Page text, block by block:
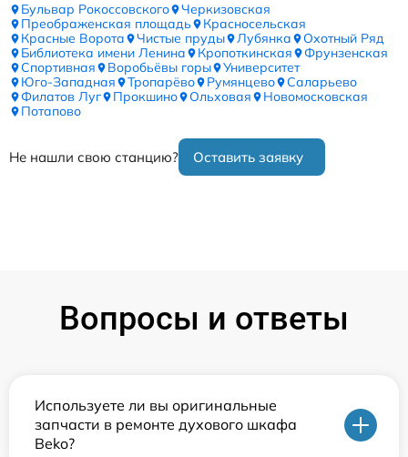
Бульвар Рокоссовского
Черкизовская
Преображенская площадь
Красносельская
Красные Ворота
Чистые пруды Лубянка
Охотный Ряд
Библиотека имени Ленина
Кропоткинская
Фрунзенская
Спортивная
Воробьёвы горы
Университет
Юго-Западная
Тропарёво Румянцево
Саларьево
Филатов Луг
Прокшино Ольховая
Новомосковская
Потапово
Не нашли свою станцию? Оставить заявку
Вопросы и ответы
Используете ли вы оригинальные
запчасти в ремонте духового шкафа
Beko?